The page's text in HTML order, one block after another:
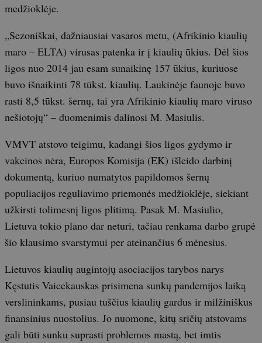
medžioklėje.
„Sezoniškai, dažniausiai vasaros metu, (Afrikinio kiaulių
maro – ELTA) virusas patenka ir į kiaulių ūkius. Dėl šios
ligos nuo 2014 jau esam sunaikinę 157 ūkius, kuriuose
buvo išnaikinti 78 tūkst. kiaulių. Laukinėje faunoje buvo
rasti 8,5 tūkst. šernų, tai yra Afrikinio kiaulių maro viruso
nešiotojų“ – duomenimis dalinosi M. Masiulis.
VMVT atstovo teigimu, kadangi šios ligos gydymo ir
vakcinos nėra, Europos Komisija (EK) išleido darbinį
dokumentą, kuriuo numatytos papildomos šernų
populiacijos reguliavimo priemonės medžioklėje, siekiant
užkirsti tolimesnį ligos plitimą. Pasak M. Masiulio,
Lietuva tokio plano dar neturi, tačiau renkama darbo grupė
šio klausimo svarstymui per ateinančius 6 mėnesius.
Lietuvos kiaulių augintojų asociacijos tarybos narys
Kęstutis Vaicekauskas prisimena sunkų pandemijos laiką
verslininkams, pusiau tuščius kiaulių gardus ir milžiniškus
finansinius nuostolius. Jo nuomone, kitų sričių atstovams
gali būti sunku suprasti problemos mastą, bet imtis